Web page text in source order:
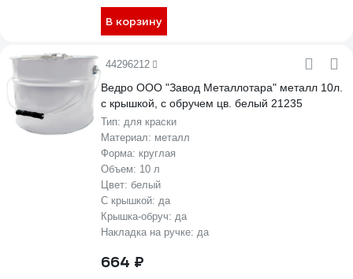
В корзину
44296212
Ведро ООО "Завод Металлотара" металл 10л.
с крышкой, с обручем цв. белый 21235
Тип: для краски
Материал: металл
Форма: круглая
Объем: 10 л
Цвет: белый
С крышкой: да
Крышка-обруч: да
Накладка на ручке: да
664 ₽